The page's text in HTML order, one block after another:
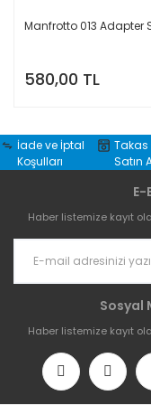
Manfrotto 013 Adapter
580,00 TL
İade ve İptal
Koşulları
Takas
Satın
E-
Haber listemize kayıt
Sosyal
Haber listemize kayıt